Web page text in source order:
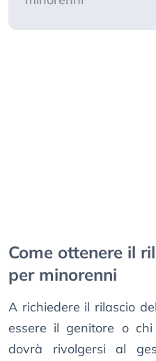
Come ottenere il
per minorenni
A richiedere il rilascio
essere il genitore o
dovrà rivolgersi al